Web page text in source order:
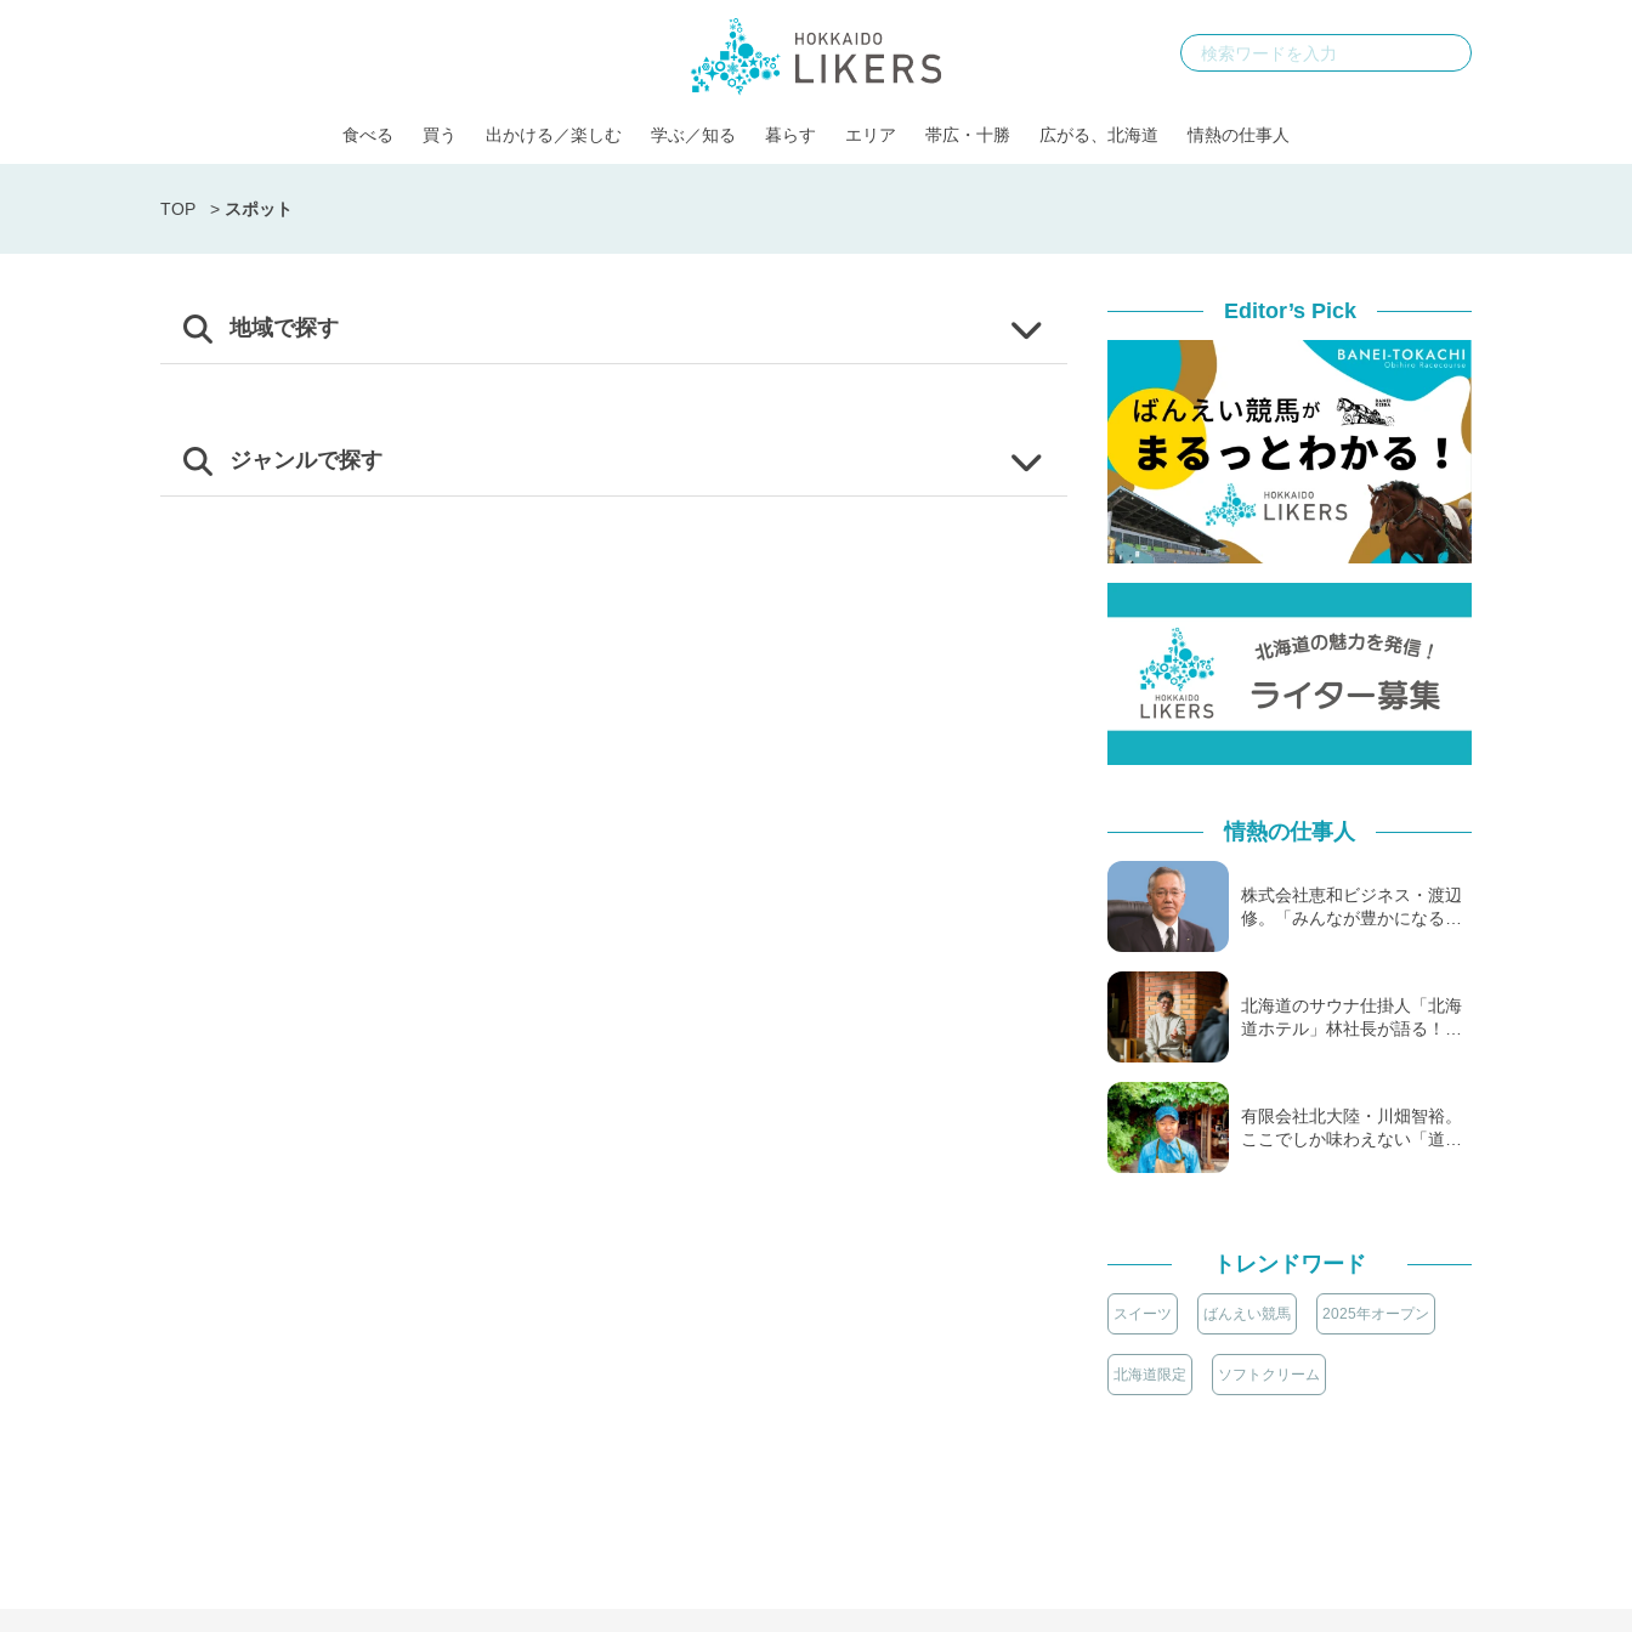
食べる 買う 出かける／楽しむ 学ぶ／知る 暮らす エリア 帯広・十勝 広がる、北海道 情熱の仕事人
TOP > スポット
地域で探す
ジャンルで探す
Editor’s Pick
情熱の仕事人
株式会社恵和ビジネス・渡辺
修。「みんなが豊かになる…
北海道のサウナ仕掛人「北海
道ホテル」林社長が語る！…
有限会社北大陸・川畑智裕。
ここでしか味わえない「道…
トレンドワード
スイーツ ばんえい競馬 2025年オープン
北海道限定 ソフトクリーム